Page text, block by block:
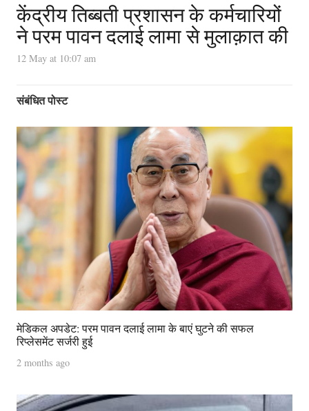
केंद्रीय तिब्बती प्रशासन के कर्मचारियों
ने परम पावन दलाई लामा से मुलाक़ात की
12 May at 10:07 am
संबंधित पोस्ट
मेडिकल अपडेट: परम पावन दलाई लामा के बाएं घुटने की सफल
रिप्लेसमेंट सर्जरी हुई
2 months ago